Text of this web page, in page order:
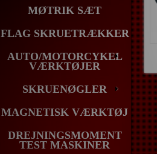
MØTRIK SÆT
FLAG SKRUETRÆKKER
AUTO/MOTORCYKEL
VÆRKTØJER
SKRUENØGLER
MAGNETISK VÆRKTØJ
DREJNINGSMOMENT
TEST MASKINER